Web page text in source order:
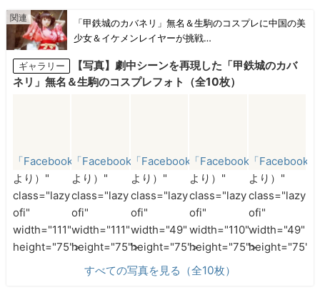
「甲鉄城のカバネリ」無名＆生駒のコスプレに中国の美
少女＆イケメンレイヤーが挑戦…
ギャラリー
【写真】劇中シーンを再現した「甲鉄城のカバ
ネリ」無名＆生駒のコスプレフォト（全10枚）
「Facebook」
より）"
class="lazy
ofi"
width="111"
height="75">
「Facebook」
より）"
class="lazy
ofi"
width="111"
height="75">
「Facebook」
より）"
class="lazy
ofi"
width="49"
height="75">
「Facebook」
より）"
class="lazy
ofi"
width="110"
height="75">
「Facebook」
より）"
class="lazy
ofi"
width="49"
height="75">
すべての写真を見る（全10枚）